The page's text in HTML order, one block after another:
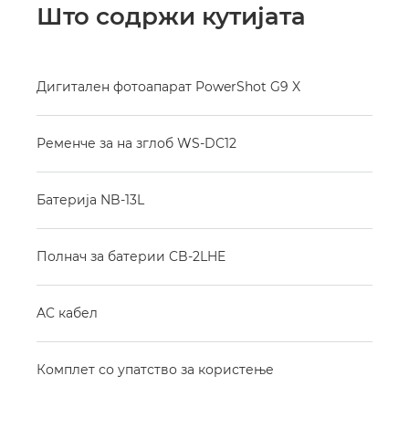
Што содржи кутијата
Дигитален фотоапарат PowerShot G9 X
Ременче за на зглоб WS-DC12
Батерија NB-13L
Полнач за батерии CB-2LHE
AC кабел
Комплет со упатство за користење